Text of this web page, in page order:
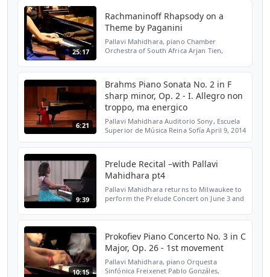
25:17
Rachmaninoff Rhapsody on a
Theme by Paganini
Pallavi Mahidhara, piano Chamber
Orchestra of South Africa Arjan Tien,
6:21
Brahms Piano Sonata No. 2 in F
sharp minor, Op. 2 - I. Allegro non
troppo, ma energico
Pallavi Mahidhara Auditorio Sony, Escuela
Superior de Música Reina Sofía April 9, 2014
9:39
Prelude Recital –with Pallavi
Mahidhara pt4
Pallavi Mahidhara returns to Milwaukee to
perform the Prelude Concert on June 3 and
10:15
Prokofiev Piano Concerto No. 3 in C
Major, Op. 26 - 1st movement
Pallavi Mahidhara, piano Orquesta
Sinfónica Freixenet Pablo Gonzáles,